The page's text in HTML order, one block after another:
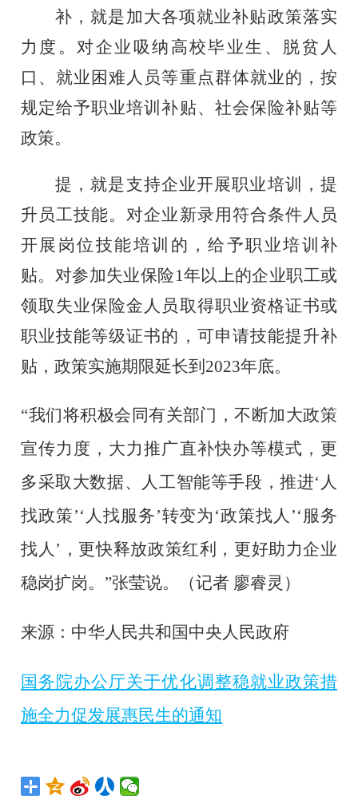
补，就是加大各项就业补贴政策落实
力度。对企业吸纳高校毕业生、脱贫人
口、就业困难人员等重点群体就业的，按
规定给予职业培训补贴、社会保险补贴等
政策。
提，就是支持企业开展职业培训，提
升员工技能。对企业新录用符合条件人员
开展岗位技能培训的，给予职业培训补
贴。对参加失业保险1年以上的企业职工或
领取失业保险金人员取得职业资格证书或
职业技能等级证书的，可申请技能提升补
贴，政策实施期限延长到2023年底。
“我们将积极会同有关部门，不断加大政策
宣传力度，大力推广直补快办等模式，更
多采取大数据、人工智能等手段，推进‘人
找政策’‘人找服务’转变为‘政策找人’‘服务
找人’，更快释放政策红利，更好助力企业
稳岗扩岗。”张莹说。（记者 廖睿灵）
来源：中华人民共和国中央人民政府
国务院办公厅关于优化调整稳就业政策措
施全力促发展惠民生的通知